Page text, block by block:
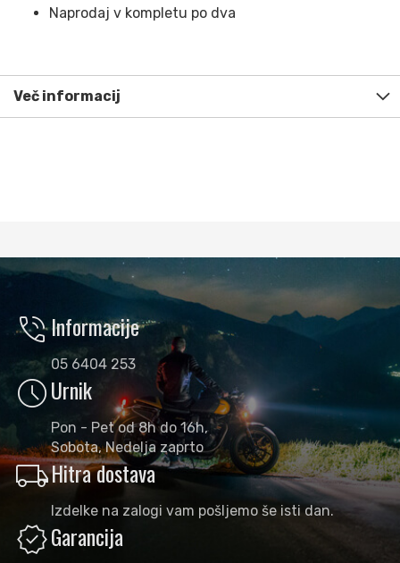
Naprodaj v kompletu po dva
Več informacij
phone_in_talkInformacije
05 6404 253
scheduleUrnik
Pon - Pet od 8h do 16h,
Sobota, Nedelja zaprto
local_shippingHitra dostava
Izdelke na zalogi vam pošljemo še isti dan.
verifiedGarancija